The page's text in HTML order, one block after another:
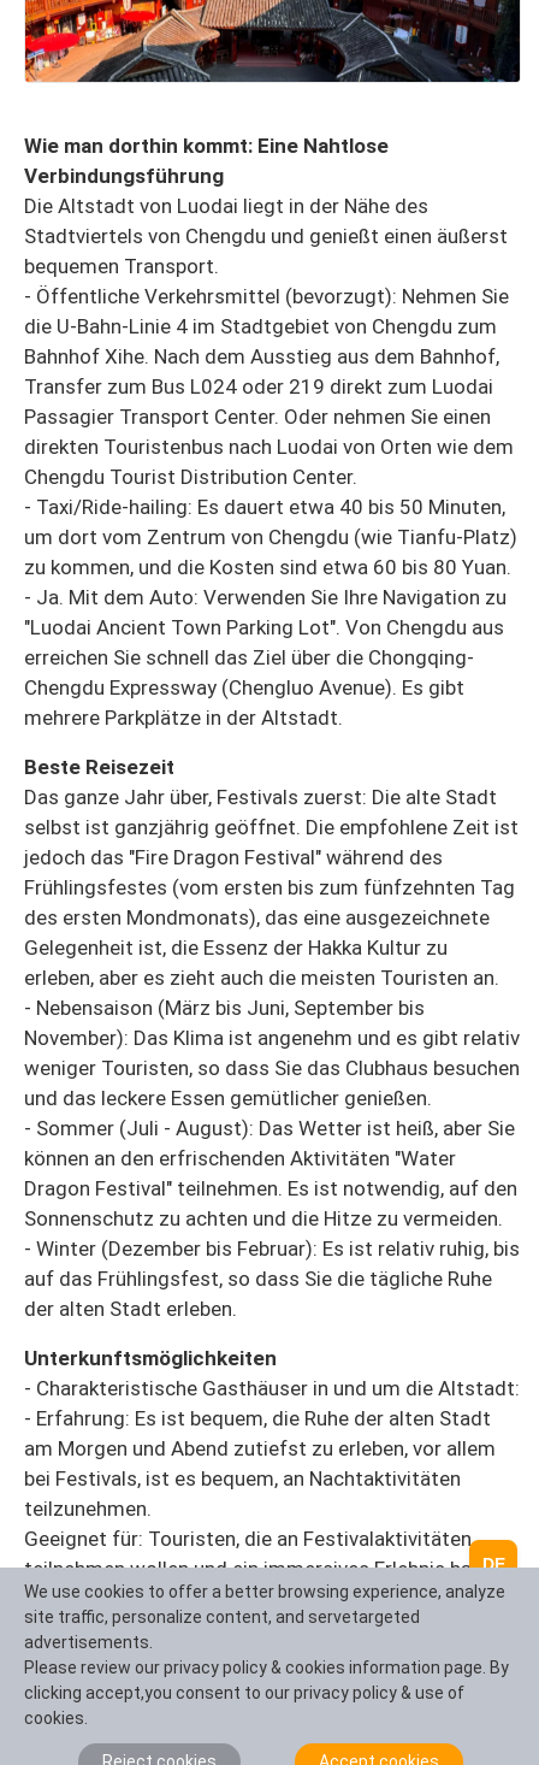
Wie man dorthin kommt: Eine Nahtlose
Verbindungsführung
Die Altstadt von Luodai liegt in der Nähe des
Stadtviertels von Chengdu und genießt einen äußerst
bequemen Transport.
- Öffentliche Verkehrsmittel (bevorzugt): Nehmen Sie
die U-Bahn-Linie 4 im Stadtgebiet von Chengdu zum
Bahnhof Xihe. Nach dem Ausstieg aus dem Bahnhof,
Transfer zum Bus L024 oder 219 direkt zum Luodai
Passagier Transport Center. Oder nehmen Sie einen
direkten Touristenbus nach Luodai von Orten wie dem
Chengdu Tourist Distribution Center.
- Taxi/Ride-hailing: Es dauert etwa 40 bis 50 Minuten,
um dort vom Zentrum von Chengdu (wie Tianfu-Platz)
zu kommen, und die Kosten sind etwa 60 bis 80 Yuan.
- Ja. Mit dem Auto: Verwenden Sie Ihre Navigation zu
"Luodai Ancient Town Parking Lot". Von Chengdu aus
erreichen Sie schnell das Ziel über die Chongqing-
Chengdu Expressway (Chengluo Avenue). Es gibt
mehrere Parkplätze in der Altstadt.
Beste Reisezeit
Das ganze Jahr über, Festivals zuerst: Die alte Stadt
selbst ist ganzjährig geöffnet. Die empfohlene Zeit ist
jedoch das "Fire Dragon Festival" während des
Frühlingsfestes (vom ersten bis zum fünfzehnten Tag
des ersten Mondmonats), das eine ausgezeichnete
Gelegenheit ist, die Essenz der Hakka Kultur zu
erleben, aber es zieht auch die meisten Touristen an.
- Nebensaison (März bis Juni, September bis
November): Das Klima ist angenehm und es gibt relativ
weniger Touristen, so dass Sie das Clubhaus besuchen
und das leckere Essen gemütlicher genießen.
- Sommer (Juli - August): Das Wetter ist heiß, aber Sie
können an den erfrischenden Aktivitäten "Water
Dragon Festival" teilnehmen. Es ist notwendig, auf den
Sonnenschutz zu achten und die Hitze zu vermeiden.
- Winter (Dezember bis Februar): Es ist relativ ruhig, bis
auf das Frühlingsfest, so dass Sie die tägliche Ruhe
der alten Stadt erleben.
Unterkunftsmöglichkeiten
- Charakteristische Gasthäuser in und um die Altstadt:
- Erfahrung: Es ist bequem, die Ruhe der alten Stadt
am Morgen und Abend zutiefst zu erleben, vor allem
bei Festivals, ist es bequem, an Nachtaktivitäten
teilzunehmen.
Geeignet für: Touristen, die an Festivalaktivitäten
teilnehmen wollen und ein immersives Erlebnis haben
möchten.
- Hotels in Longquanyi Urban Area
- Erfahrung: Mehr Möglichkeiten, von der Wirtschaft
bis zum mittleren bis hohen Ende, mehr
standardisierte Unterkunftsbedingungen und eine
reiche Auswahl an Restaurants.
DE
We use cookies to offer a better browsing experience, analyze
site traffic, personalize content, and servetargeted
advertisements.
Please review our privacy policy & cookies information page. By
clicking accept,you consent to our privacy policy & use of
cookies.